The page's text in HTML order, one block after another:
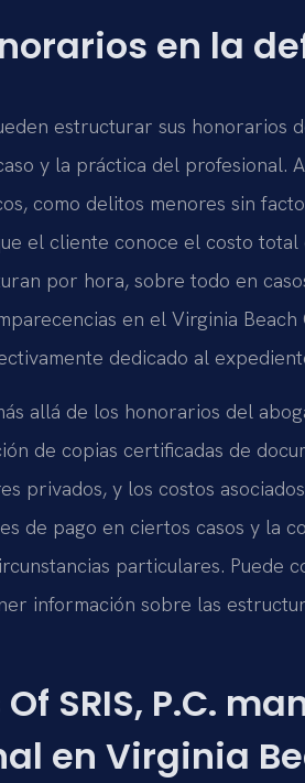
en la
estructurar sus honorarios
y la práctica del profesional.
como delitos menores sin
el cliente conoce el costo
por hora, sobre todo en
en el Virginia
dedicado al
allá de los honorarios del
de copias certificadas de
privados, y los costos
de pago en ciertos casos y la
particulares. Puede
información sobre las
SRIS, P.C.
en Virginia